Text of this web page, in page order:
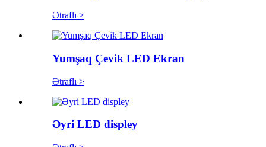
Ətraflı >
Yumşaq Çevik LED Ekran
Ətraflı >
Əyri LED displey